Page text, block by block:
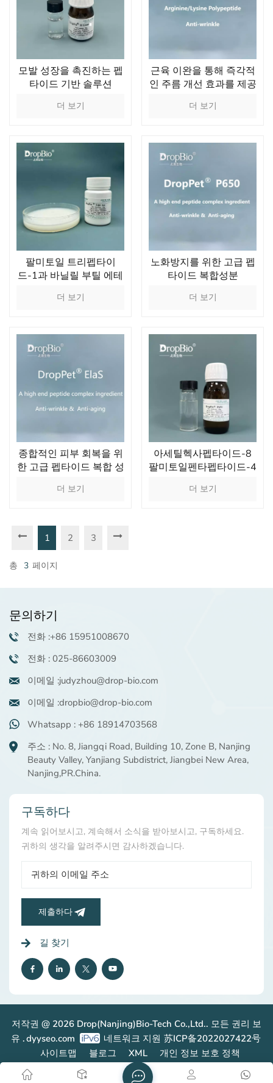
모발 성장을 촉진하는 펩
타이드 기반 솔루션
더 보기
근육 이완을 통해 즉각적
인 주름 개선 효과를 제공
리펩타이드 솔루션
더 보기
팔미토일 트리펩타이
드-1과 바닐릴 부틸 에테
들어줍니다.
더 보기
노화방지를 위한 고급 펩
타이드 복합성분
더 보기
종합적인 피부 회복을 위
한 고급 펩타이드 복합 성
더 보기
아세틸헥사펩타이드-8
팔미토일펜타펩타이드-4
드-7 페녹시에탄올 에틸
더 보기
1 2 3
총 3 페이지
문의하기
전화 :+86 15951008670
전화 : 025-86603009
이메일 :judyzhou@drop-bio.com
이메일 :dropbio@drop-bio.com
Whatsapp : +86 18914703568
주소 : No. 8, Jiangqi Road, Building 10, Zone B, Nanjing
Beauty Valley, Yanjiang Subdistrict, Jiangbei New Area,
Nanjing,PR.China.
구독하다
계속 읽어보시고, 계속해서 소식을 받아보시고, 구독하세요.
귀하의 생각을 알려주시면 감사하겠습니다.
제출하다
길 찾기
저작권 @ 2026 Drop(Nanjing)Bio-Tech Co.,Ltd.. 모든 권리 보
유 .dyyseo.com 네트워크 지원 苏ICP备2022027422号
사이트맵
블로그 XML 개인 정보 보호 정책